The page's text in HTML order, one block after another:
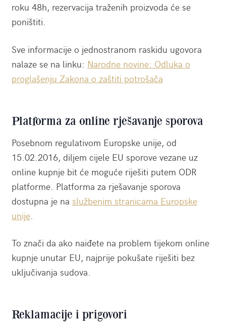
roku 48h, rezervacija traženih proizvoda će se
poništiti.
Sve informacije o jednostranom raskidu ugovora
nalaze se na linku: Narodne novine: Odluka o
proglašenju Zakona o zaštiti potrošača
Platforma za online rješavanje sporova
Posebnom regulativom Europske unije, od
15.02.2016, diljem cijele EU sporove vezane uz
online kupnje bit će moguće riješiti putem ODR
platforme. Platforma za rješavanje sporova
dostupna je na službenim stranicama Europske
unije.
To znači da ako naiđete na problem tijekom online
kupnje unutar EU, najprije pokušate riješiti bez
uključivanja sudova.
Reklamacije i prigovori